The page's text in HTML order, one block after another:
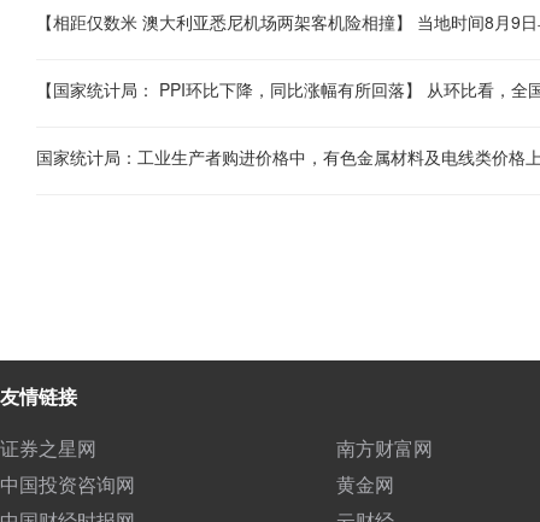
友情链接
证券之星网
南方财富网
中国投资咨询网
黄金网